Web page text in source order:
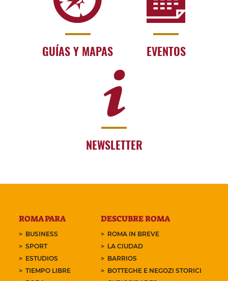
GUÍAS Y MAPAS EVENTOS
NEWSLETTER
ROMA PARA
BUSINESS
SPORT
ESTUDIOS
TIEMPO LIBRE
DESCUBRE ROMA
ROMA IN BREVE
LA CIUDAD
BARRIOS
BOTTEGHE E NEGOZI STORICI